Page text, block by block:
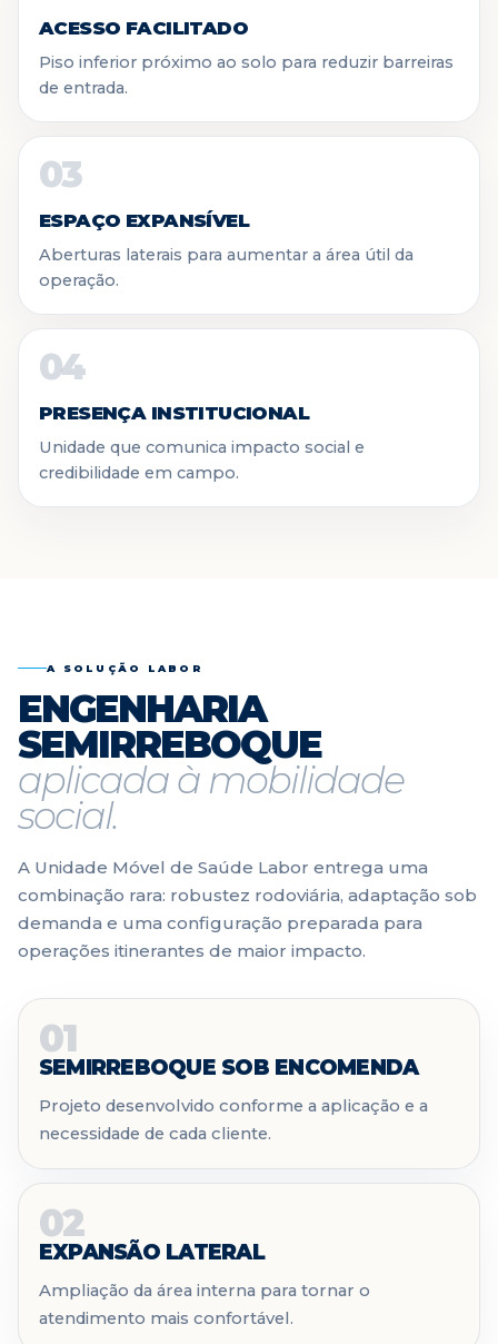
ACESSO FACILITADO
Piso inferior próximo ao solo para reduzir barreiras
de entrada.
03
ESPAÇO EXPANSÍVEL
Aberturas laterais para aumentar a área útil da
operação.
04
PRESENÇA INSTITUCIONAL
Unidade que comunica impacto social e
credibilidade em campo.
A SOLUÇÃO LABOR
ENGENHARIA
SEMIRREBOQUE
aplicada à mobilidade
social.
A Unidade Móvel de Saúde Labor entrega uma
combinação rara: robustez rodoviária, adaptação sob
demanda e uma configuração preparada para
operações itinerantes de maior impacto.
01
SEMIRREBOQUE SOB ENCOMENDA
Projeto desenvolvido conforme a aplicação e a
necessidade de cada cliente.
02
EXPANSÃO LATERAL
Ampliação da área interna para tornar o
atendimento mais confortável.